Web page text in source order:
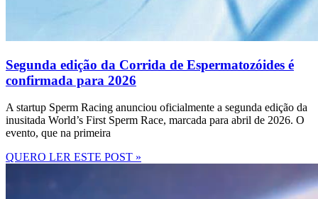
Segunda edição da Corrida de Espermatozóides é
confirmada para 2026
A startup Sperm Racing anunciou oficialmente a segunda edição da
inusitada World’s First Sperm Race, marcada para abril de 2026. O
evento, que na primeira
QUERO LER ESTE POST »